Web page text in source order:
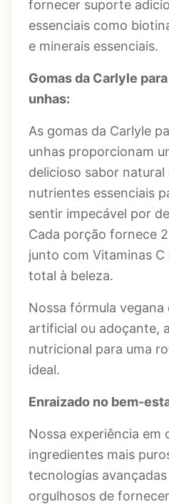
fornecer suporte
essenciais como
e minerais essenciais.
Gomas da Carlyle
unhas:
As gomas da Carlyle
unhas proporcionam
delicioso sabor
nutrientes essenciais
sentir impecável por
Cada porção fornece
junto com Vitaminas
total à beleza.
Nossa fórmula
artificial ou adoçante,
nutricional para uma
ideal.
Enraizado no bem-
Nossa experiência em
ingredientes mais
tecnologias
orgulhosos de